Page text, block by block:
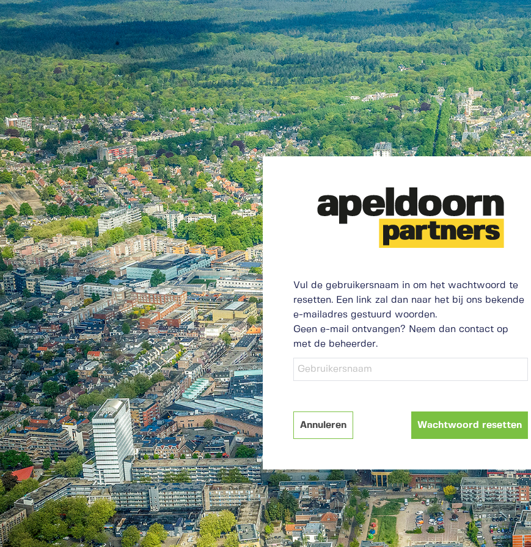
Vul de gebruikersnaam in om het wachtwoord te
resetten. Een link zal dan naar het bij ons bekende
e-mailadres gestuurd woorden.
Geen e-mail ontvangen? Neem dan contact op
met de beheerder.
Annuleren Wachtwoord resetten